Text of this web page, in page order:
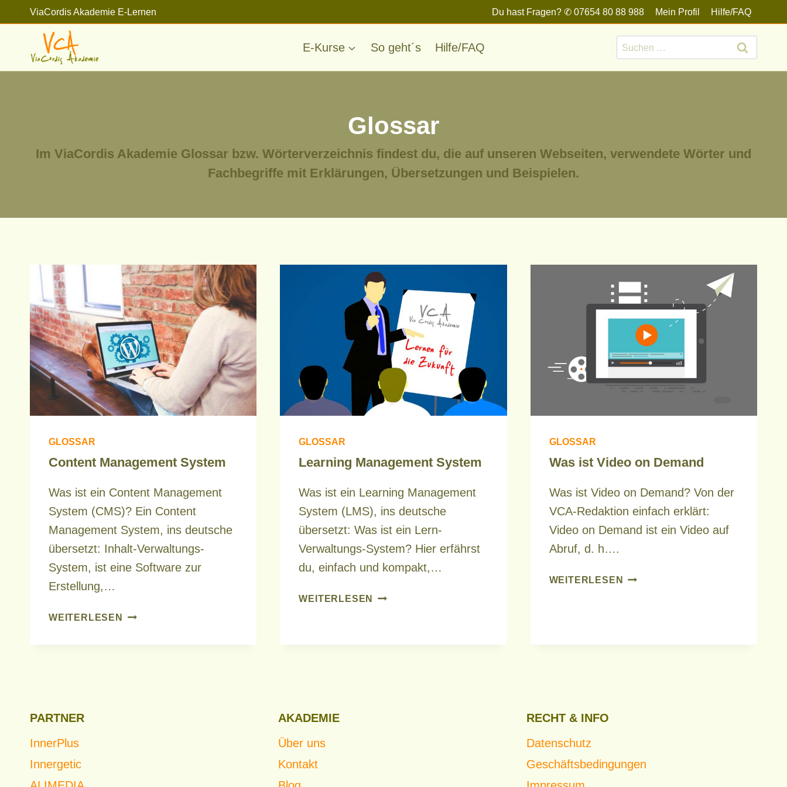
Inhalt
ViaCordis Akademie E-Lernen Du hast Fragen? ✆ 07654 80 88 988 Mein Profil Hilfe/FAQ
E-Kurse So geht´s Hilfe/FAQ
Suchen
nach:
Glossar
Im ViaCordis Akademie Glossar bzw. Wörterverzeichnis findest du, die auf unseren Webseiten, verwendete Wörter und
Fachbegriffe mit Erklärungen, Übersetzungen und Beispielen.
GLOSSAR
Content Management System
Was ist ein Content Management
System (CMS)? Ein Content
Management System, ins deutsche
übersetzt: Inhalt-Verwaltungs-
System, ist eine Software zur
Erstellung,…
WEITERLESEN
CONTENT
SYSTEM
GLOSSAR
Learning Management System
Was ist ein Learning Management
System (LMS), ins deutsche
übersetzt: Was ist ein Lern-
Verwaltungs-System? Hier erfährst
du, einfach und kompakt,…
WEITERLESEN
LEARNING
GLOSSAR
Was ist Video on Demand
Was ist Video on Demand? Von der
VCA-Redaktion einfach erklärt:
Video on Demand ist ein Video auf
Abruf, d. h….
WEITERLESEN
WAS
PARTNER
InnerPlus
Innergetic
AKADEMIE
Über uns
Kontakt
RECHT & INFO
Datenschutz
Geschäftsbedingungen